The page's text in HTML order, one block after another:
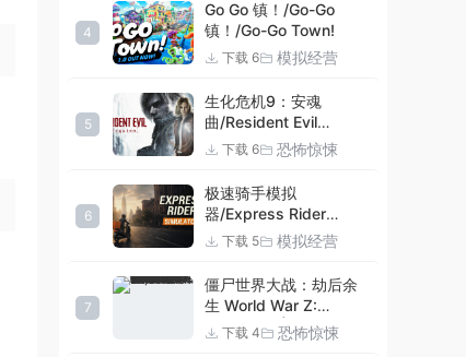
4
Go Go 镇！/Go-Go
镇！/Go-Go Town!
下载 6 模拟经营
5
生化危机9：安魂
曲/Resident Evil
Requiem
下载 6 恐怖惊悚
6
极速骑手模拟
器/Express Rider
Simulator
下载 5 模拟经营
7
僵尸世界大战：劫后余
生 World War Z:
Aftermath |官方中文
09.27.24 v20240924
下载 4 恐怖惊悚